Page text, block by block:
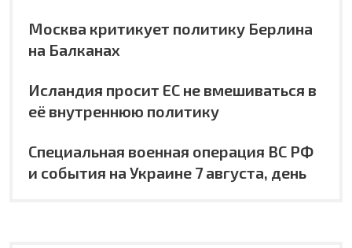
Москва критикует политику Берлина
на Балканах
Исландия просит ЕС не вмешиваться в
её внутреннюю политику
Специальная военная операция ВС РФ
и события на Украине 7 августа, день